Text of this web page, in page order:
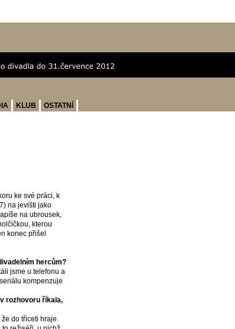
KLUB
OSTATNÍ
ke své práci, k
na jevišti jako
na ubrousek,
kterou
konec přišel
hercům?
jsme u telefonu a
kompenzuje
rozhovoru říkala,
do třiceti hraje